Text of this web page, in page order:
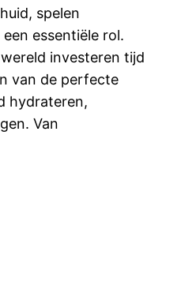
spelen
essentiële rol.
investeren tijd
van de perfecte
hydrateren,
Van